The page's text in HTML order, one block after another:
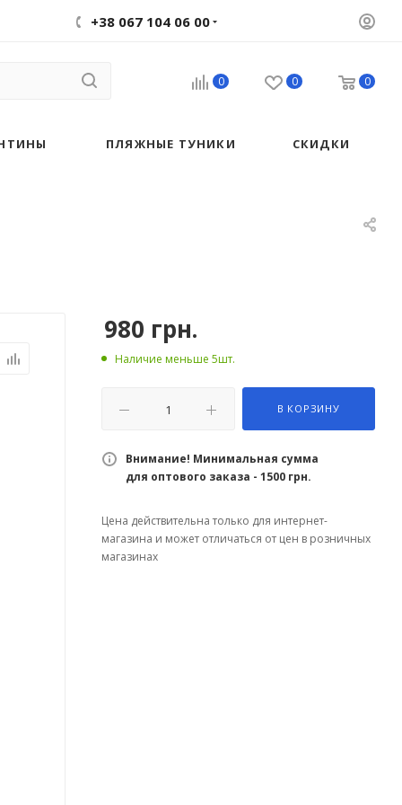
+38 067 104 06 00
0 0 0
ПЛЯЖНЫЕ ТУНИКИ СКИДКИ
980 грн.
Наличие меньше 5шт.
В КОРЗИНУ
Внимание! Минимальная сумма
для оптового заказа - 1500 грн.
Цена действительна только для интернет-
магазина и может отличаться от цен в розничных
магазинах